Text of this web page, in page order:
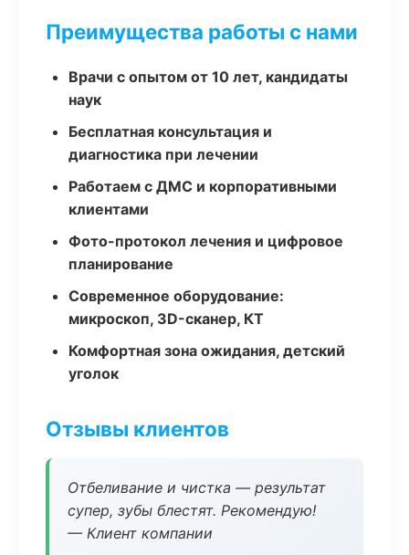
Преимущества работы с нами
Врачи с опытом от 10 лет, кандидаты
наук
Бесплатная консультация и
диагностика при лечении
Работаем с ДМС и корпоративными
клиентами
Фото-протокол лечения и цифровое
планирование
Современное оборудование:
микроскоп, 3D-сканер, КТ
Комфортная зона ожидания, детский
уголок
Отзывы клиентов
Отбеливание и чистка — результат
супер, зубы блестят. Рекомендую!
— Клиент компании